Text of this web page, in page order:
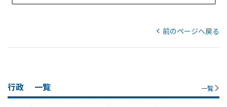
前のページへ戻る
行政 一覧 一覧